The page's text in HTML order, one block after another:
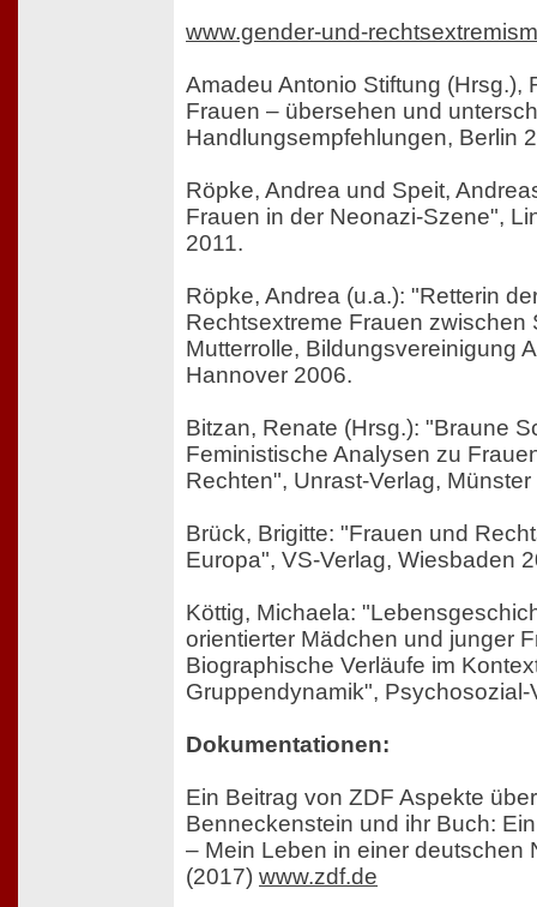
www.gender-und-
Amadeu Antonio Stiftung (Hrsg.),
Frauen – übersehen und
Handlungsempfehlungen, Berlin
Röpke, Andrea und Speit,
Frauen in der Neonazi-Szene",
2011.
Röpke, Andrea (u.a.): "Retterin
Rechtsextreme Frauen zwischen
Mutterrolle, Bildungsvereinigung
Hannover 2006.
Bitzan, Renate (Hrsg.): "Braune
Feministische Analysen zu
Rechten", Unrast-Verlag,
Brück, Brigitte: "Frauen und
Europa", VS-Verlag, Wiesbaden
Köttig, Michaela:
orientierter Mädchen und junger
Biographische Verläufe im
Gruppendynamik",
Dokumentationen:
Ein Beitrag von ZDF Aspekte
Benneckenstein und ihr Buch:
– Mein Leben in einer deutschen
(2017) www.zdf.de